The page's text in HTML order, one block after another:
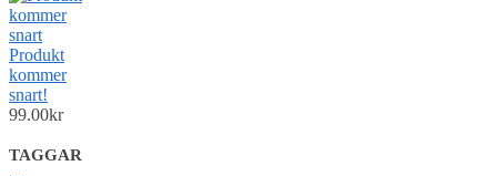
Produkt
kommer
snart!
99.00kr
TAGGAR